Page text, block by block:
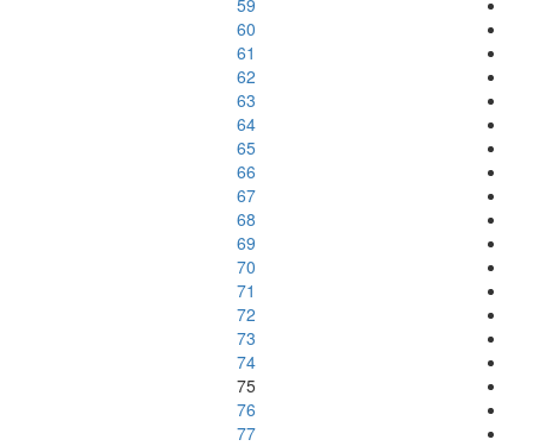
59
60
61
62
63
64
65
66
67
68
69
70
71
72
73
74
75
76
77